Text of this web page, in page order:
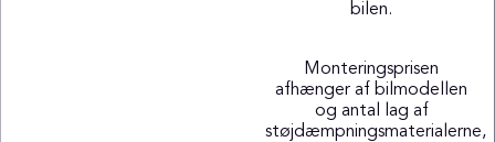
bilen.
Monteringsprisen
afhænger af bilmodellen
og antal lag af
støjdæmpningsmaterialerne,